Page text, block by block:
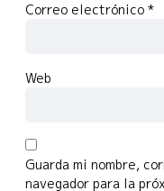
Correo electrónico *
Web
Guarda mi nombre,
navegador para la